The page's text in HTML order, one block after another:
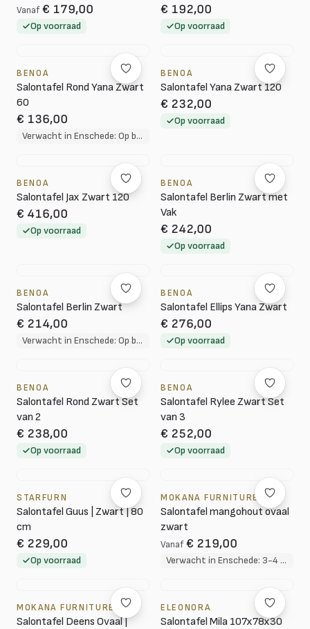
Vanaf € 179,00
Op voorraad
€ 192,00
Op voorraad
BENOA
Salontafel Rond Yana Zwart
60
€ 136,00
Verwacht in Enschede: Op bestelling, 10 tot 12 weken levertijd
BENOA
Salontafel Yana Zwart 120
€ 232,00
Op voorraad
BENOA
Salontafel Jax Zwart 120
€ 416,00
Op voorraad
BENOA
Salontafel Berlin Zwart met
Vak
€ 242,00
Op voorraad
BENOA
Salontafel Berlin Zwart
€ 214,00
Verwacht in Enschede: Op bestelling, 10 tot 12 weken levertijd
BENOA
Salontafel Ellips Yana Zwart
€ 276,00
Op voorraad
BENOA
Salontafel Rond Zwart Set
van 2
€ 238,00
Op voorraad
BENOA
Salontafel Rylee Zwart Set
van 3
€ 252,00
Op voorraad
STARFURN
Salontafel Guus | Zwart | 80
cm
€ 229,00
Op voorraad
MOKANA FURNITURE
Salontafel mangohout ovaal
zwart
Vanaf € 219,00
Verwacht in Enschede: 3-4 weken
MOKANA FURNITURE
Salontafel Deens Ovaal |
ELEONORA
Salontafel Mila 107x78x30